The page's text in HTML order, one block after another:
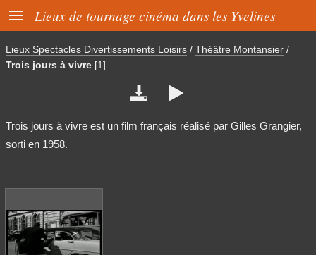
 Lieux de tournage cinéma dans les Yvelines
Lieux Spectacles Divertissements Loisirs / Théâtre Montansier /
Trois jours à vivre [1]
 
Trois jours à vivre est un film français réalisé par Gilles Grangier,
sorti en 1958.